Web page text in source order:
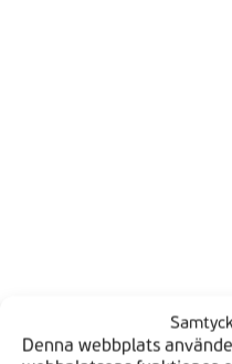
Denna webbplats